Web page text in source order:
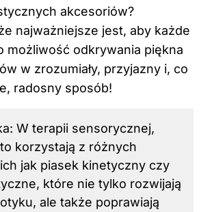
akcesoriów?
najważniejsze jest, aby każde
możliwość odkrywania piękna
w zrozumiały, przyjazny i, co
radosny sposób!
W terapii sensorycznej,
korzystają z różnych
jak piasek kinetyczny czy
które nie tylko rozwijają
ale także poprawiają